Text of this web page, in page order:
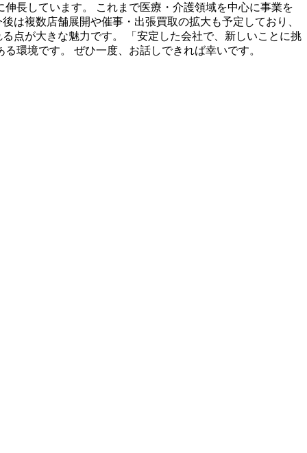
長しています。
これまで医療・介護領域を中心に事業を
後は複数店舗展開や催事・出張買取の拡大も予定しており、
点が大きな魅力です。
「安定した会社で、新しいことに挑
環境です。
ぜひ一度、お話しできれば幸いです。